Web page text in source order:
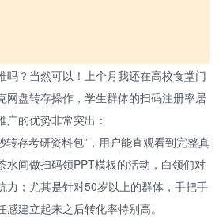
吗？当然可以！上个月我还在高校食堂门
网盘转存操作，学生群体的扫码注册率居
的优势非常突出：
转存考研资料包”，用户能直观看到完整真
水间做扫码领PPT模板的活动，白领们对
力；尤其是针对50岁以上的群体，手把手
建立起来之后转化率特别高。